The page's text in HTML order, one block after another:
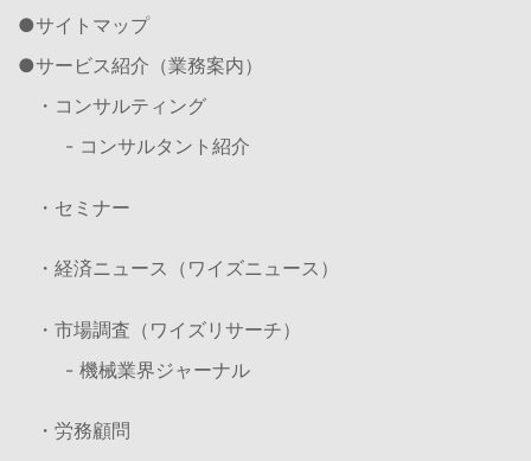
サイトマップ
サービス紹介（業務案内）
・コンサルティング
- コンサルタント紹介
・セミナー
・経済ニュース（ワイズニュース）
・市場調査（ワイズリサーチ）
- 機械業界ジャーナル
・労務顧問